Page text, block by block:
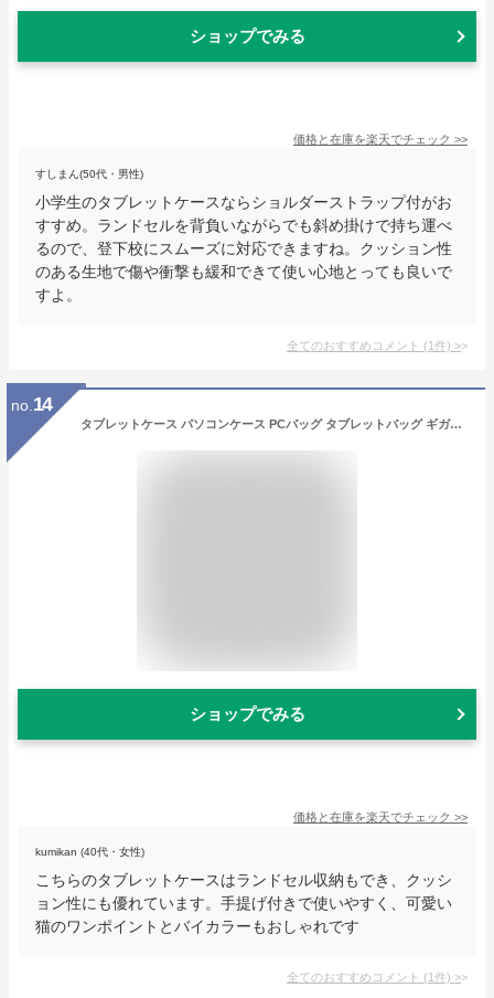
ショップでみる
価格と在庫を楽天でチェック >>
すしまん(50代・男性)
小学生のタブレットケースならショルダーストラップ付がお
すすめ。ランドセルを背負いながらでも斜め掛けで持ち運べ
るので、登下校にスムーズに対応できますね。クッション性
のある生地で傷や衝撃も緩和できて使い心地とっても良いで
すよ。
全てのおすすめコメント (1件) >
no. 14
タブレットケース パソコンケース PCバッグ タブレットバッグ ギガスクール クッションケース 11インチ 13インチ 小学生 ランドセル 可愛い sakana to neko
ショップでみる
価格と在庫を楽天でチェック >>
kumikan (40代・女性)
こちらのタブレットケースはランドセル収納もでき、クッシ
ョン性にも優れています。手提げ付きで使いやすく、可愛い
猫のワンポイントとバイカラーもおしゃれです
全てのおすすめコメント (1件) >